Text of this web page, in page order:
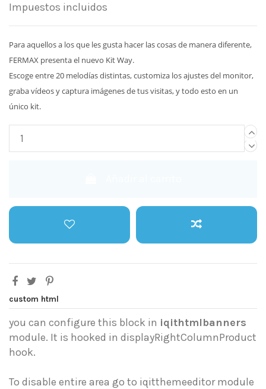
Impuestos incluidos
Para aquellos a los que les gusta hacer las cosas de manera diferente,
FERMAX presenta el nuevo Kit Way.
Escoge entre 20 melodías distintas, customiza los ajustes del monitor,
graba vídeos y captura imágenes de tus visitas, y todo esto en un
único kit.
custom html
you can configure this block in iqithtmlbanners
module. It is hooked in displayRightColumnProduct
hook.
To disable entire area go to iqitthemeeditor module